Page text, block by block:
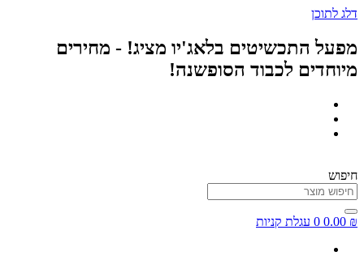
דלג לתוכן
מפעל התכשיטים בלאג'יו מציג! - מחירים
מיוחדים לכבוד הסופשנה!
חיפוש
0.00 ₪
0 עגלת קניות